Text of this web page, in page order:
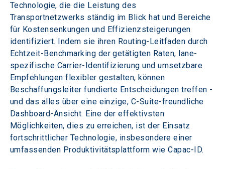
Technologie, die die Leistung des
Transportnetzwerks ständig im Blick hat und Bereiche
für Kostensenkungen und Effizienzsteigerungen
identifiziert. Indem sie ihren Routing-Leitfaden durch
Echtzeit-Benchmarking der getätigten Raten, lane-
spezifische Carrier-Identifizierung und umsetzbare
Empfehlungen flexibler gestalten, können
Beschaffungsleiter fundierte Entscheidungen treffen -
und das alles über eine einzige, C-Suite-freundliche
Dashboard-Ansicht. Eine der effektivsten
Möglichkeiten, dies zu erreichen, ist der Einsatz
fortschrittlicher Technologie, insbesondere einer
umfassenden Produktivitätsplattform wie Capac-ID.